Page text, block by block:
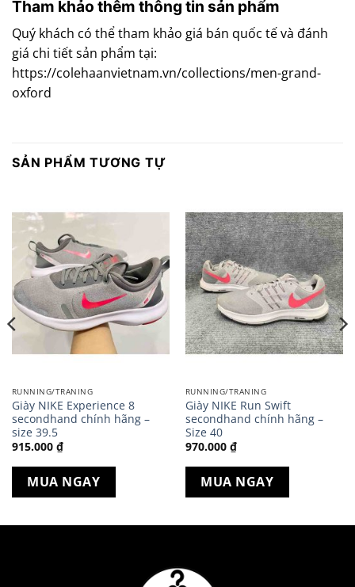
Tham khảo thêm thông tin sản phẩm
Quý khách có thể tham khảo giá bán quốc tế và đánh
giá chi tiết sản phẩm tại:
https://colehaanvietnam.vn/collections/men-grand-
oxford
SẢN PHẨM TƯƠNG TỰ
RUNNING/TRANING
Giày NIKE Experience 8
secondhand chính hãng –
size 39.5
915.000 ₫
MUA NGAY
RUNNING/TRANING
Giày NIKE Run Swift
secondhand chính hãng –
Size 40
970.000 ₫
MUA NGAY